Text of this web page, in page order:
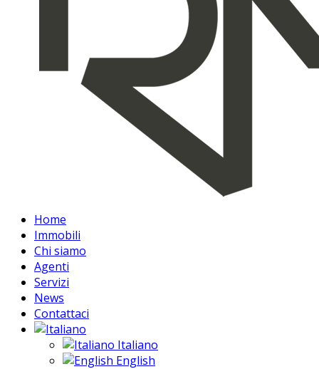
Home
Immobili
Chi siamo
Agenti
Servizi
News
Contattaci
Italiano
English